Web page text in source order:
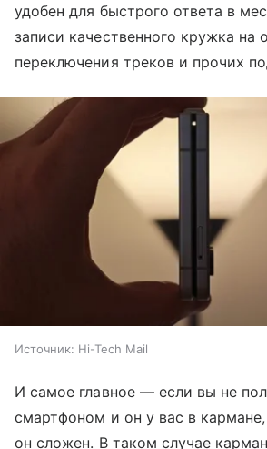
удобен для быстрого ответа в
записи качественного кружка на
переключения треков и прочих
Источник: Hi-Tech Mail
И самое главное — если вы не
смартфоном и он у вас в кармане,
он сложен. В таком случае